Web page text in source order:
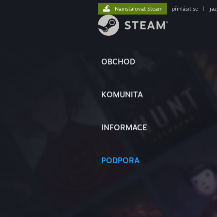
OBCHOD
KOMUNITA
INFORMACE
PODPORA
Nainstalovat Steam přihlásit se